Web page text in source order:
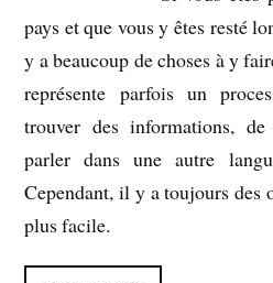
pays et que vous y êtes resté
y a beaucoup de choses à y
représente parfois un
trouver des informations,
parler dans une autre
Cependant, il y a toujours des
plus facile.